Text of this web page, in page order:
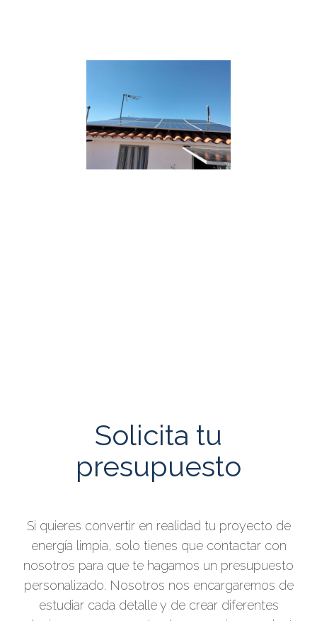
Solicita tu
presupuesto
Si quieres convertir en realidad tu proyecto de
energía limpia, solo tienes que contactar con
nosotros para que te hagamos un presupuesto
personalizado. Nosotros nos encargaremos de
estudiar cada detalle y de crear diferentes